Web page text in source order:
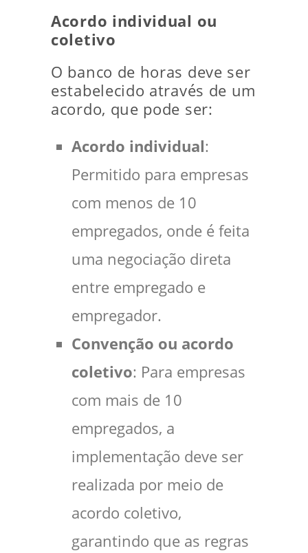
Acordo individual ou
coletivo
O banco de horas deve ser
estabelecido através de um
acordo, que pode ser:
Acordo individual:
Permitido para empresas
com menos de 10
empregados, onde é feita
uma negociação direta
entre empregado e
empregador.
Convenção ou acordo
coletivo: Para empresas
com mais de 10
empregados, a
implementação deve ser
realizada por meio de
acordo coletivo,
garantindo que as regras